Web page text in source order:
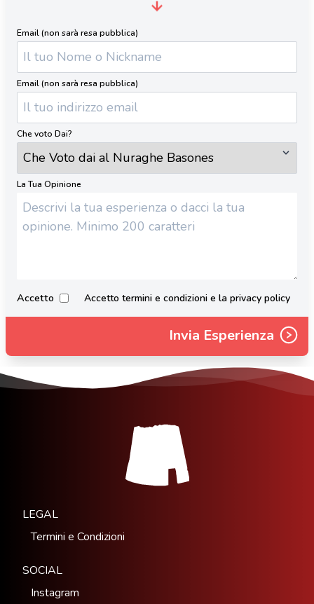
Email (non sarà resa pubblica)
Email (non sarà resa pubblica)
Che voto Dai?
La Tua Opinione
Accetto Accetto termini e condizioni e la privacy policy
Invia Esperienza
LEGAL
Termini e Condizioni
SOCIAL
Instagram